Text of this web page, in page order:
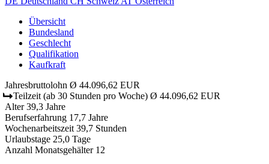
Übersicht
Bundesland
Geschlecht
Qualifikation
Kaufkraft
Jahresbruttolohn Ø 44.096,62 EUR
Teilzeit (ab 30 Stunden pro Woche) Ø 44.096,62 EUR
Alter 39,3 Jahre
Berufserfahrung 17,7 Jahre
Wochenarbeitszeit 39,7 Stunden
Urlaubstage 25,0 Tage
Anzahl Monatsgehälter 12